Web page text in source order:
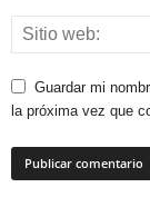
Guardar mi
la próxima vez que